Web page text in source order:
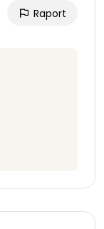
Raport